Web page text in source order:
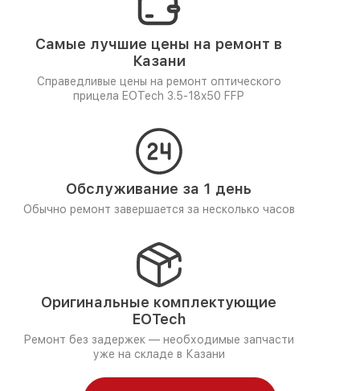
Самые лучшие цены на ремонт в
Казани
Справедливые цены на ремонт оптического
прицела EOTech 3.5-18x50 FFP
Обслуживание за 1 день
Обычно ремонт завершается за несколько часов
Оригинальные комплектующие
EOTech
Ремонт без задержек — необходимые запчасти
уже на складе в Казани